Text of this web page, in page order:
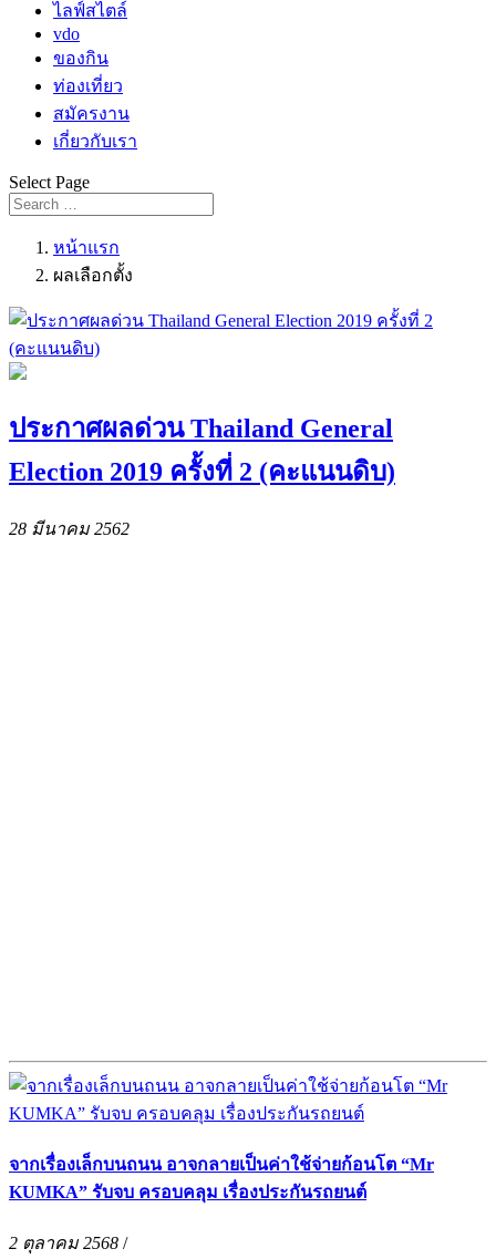
ไลฟ์สไตล์
vdo
ของกิน
ท่องเที่ยว
สมัครงาน
เกี่ยวกับเรา
Select Page
หน้าแรก
ผลเลือกตั้ง
ประกาศผลด่วน Thailand General
Election 2019 ครั้งที่ 2 (คะแนนดิบ)
28 มีนาคม 2562
จากเรื่องเล็กบนถนน อาจกลายเป็นค่าใช้จ่ายก้อนโต “Mr
KUMKA” รับจบ ครอบคลุม เรื่องประกันรถยนต์
2 ตุลาคม 2568 /